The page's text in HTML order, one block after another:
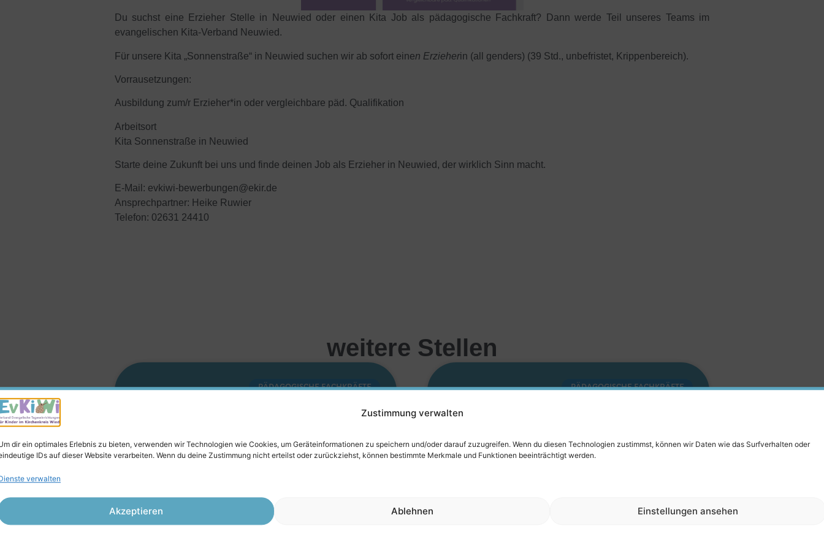
Zustimmung verwalten
dir ein optimales Erlebnis zu bieten, verwenden wir Technologien wie Cookies, um Geräteinformationen zu speichern und/oder darauf zuzugreifen. Wenn du diesen Technologien zustimmst, können wir Daten wie das Surfverhalten oder
IDs auf dieser Website verarbeiten. Wenn du deine Zustimmung nicht erteilst oder zurückziehst, können bestimmte Merkmale und Funktionen beeinträchtigt werden.
verwalten
Akzeptieren Ablehnen Einstellungen ansehen
Du suchst eine Erzieher Stelle in Neuwied oder einen Kita Job als pädagogische Fachkraft? Dann werde Teil unseres Teams im
evangelischen Kita-Verband Neuwied.
Für unsere Kita „Sonnenstraße“ in Neuwied suchen wir ab sofort einen Erzieherin (all genders) (39 Std., unbefristet, Krippenbereich).
Vorrausetzungen:
Ausbildung zum/r Erzieher*in oder vergleichbare päd. Qualifikation
Arbeitsort
Kita Sonnenstraße in Neuwied
Starte deine Zukunft bei uns und finde deinen Job als Erzieher in Neuwied, der wirklich Sinn macht.
E-Mail: evkiwi-bewerbungen@ekir.de
Ansprechpartner: Heike Ruwier
Telefon: 02631 24410
weitere Stellen
PÄDAGOGISCHE FACHKRÄFTE
Neuwied – Kita
Sonnenstraße
Du suchst eine Erzieher Stelle in
Neuwied oder einen Kita
PÄDAGOGISCHE FACHKRÄFTE
Erzieher Stelle
Neuwied – Kita
Raiffeisenring